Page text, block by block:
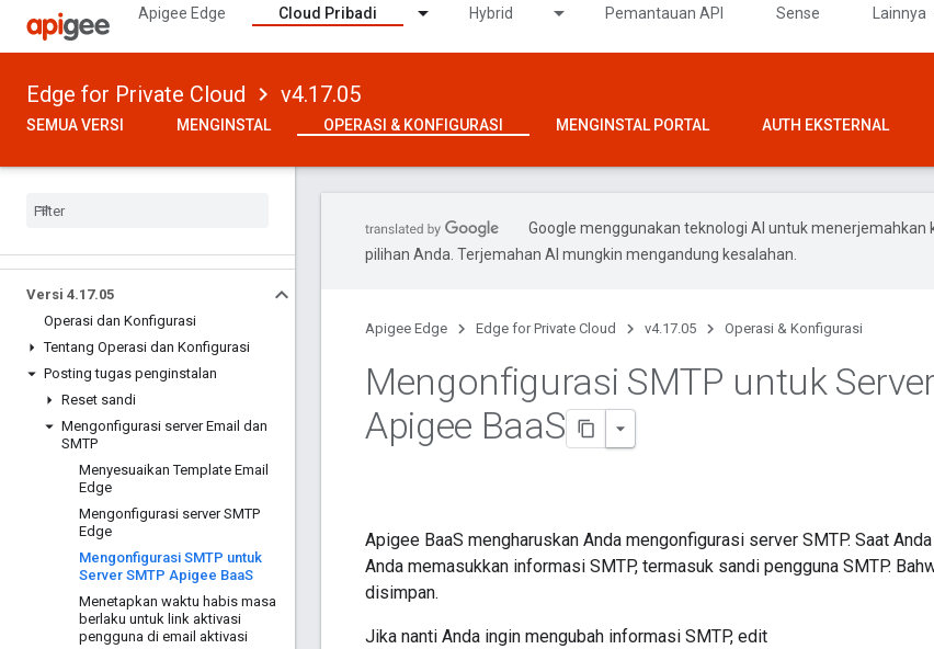
Apigee Edge Cloud Pribadi Hybrid Pemantauan API Sense Lainnya
Edge for Private Cloud v4.17.05
SEMUA VERSI MENGINSTAL OPERASI & KONFIGURASI MENGINSTAL PORTAL AUTH EKSTERNAL
Versi 4.17.05
Operasi dan Konfigurasi
Tentang Operasi dan Konfigurasi
Posting tugas penginstalan
Reset sandi
Mengonfigurasi server Email dan
SMTP
Menyesuaikan Template Email
Edge
Mengonfigurasi server SMTP
Edge
Mengonfigurasi SMTP untuk
Server SMTP Apigee BaaS
Menetapkan waktu habis masa
berlaku untuk link aktivasi
pengguna di email aktivasi
Google menggunakan teknologi AI untuk menerjemahkan
pilihan Anda. Terjemahan AI mungkin mengandung kesalahan.
Apigee Edge Edge for Private Cloud v4.17.05 Operasi & Konfigurasi
Mengonfigurasi SMTP untuk
Apigee BaaS
Apigee BaaS mengharuskan Anda mengonfigurasi server SMTP. Saat
Anda memasukkan informasi SMTP, termasuk sandi pengguna SMTP.
disimpan.
Jika nanti Anda ingin mengubah informasi SMTP, edit